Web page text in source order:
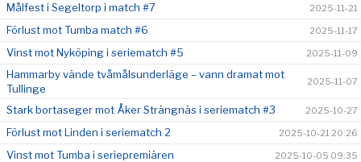
Målfest i Segeltorp i match #7 2025-11-21
Förlust mot Tumba match #6 2025-11-17
Vinst mot Nyköping i seriematch #5 2025-11-09
Hammarby vände tvåmålsunderläge – vann dramat mot
Tullinge
2025-11-07
Stark bortaseger mot Åker Strängnäs i seriematch #3 2025-10-27
Förlust mot Linden i seriematch 2 2025-10-21 20:26
Vinst mot Tumba i seriepremiären 2025-10-05 09:35